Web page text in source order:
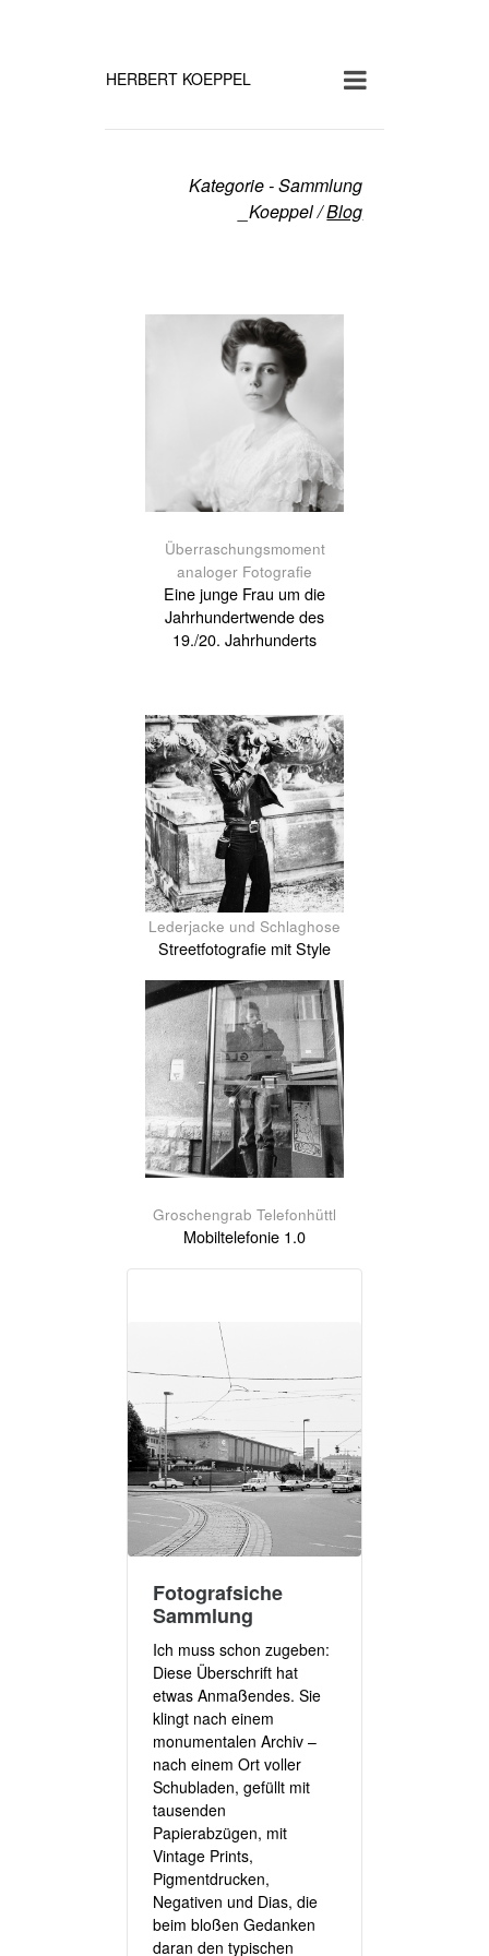
HERBERT KOEPPEL
Kategorie - Sammlung
_Koeppel/Blog
Überraschungsmoment
analoger Fotografie
Eine junge Frau um die
Jahrhundertwende des
19./20. Jahrhunderts
Lederjacke und Schlaghose
Streetfotografie mit Style
Groschengrab Telefonhüttl
Mobiltelefonie 1.0
Fotografsiche
Sammlung
Ich muss schon zugeben:
Diese Überschrift hat
etwas Anmaßendes. Sie
klingt nach einem
monumentalen Archiv –
nach einem Ort voller
Schubladen, gefüllt mit
tausenden
Papierabzügen, mit
Vintage Prints,
Pigmentdrucken,
Negativen und Dias, die
beim bloßen Gedanken
daran den typischen